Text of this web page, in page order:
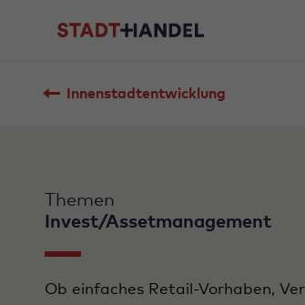
Innenstadtentwicklung
Themen
Invest/Assetmanagement
Ob einfaches Retail-Vorhaben,